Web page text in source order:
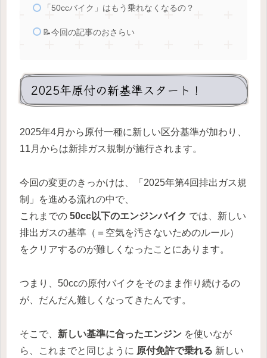
「50ccバイク」はもう乗れなくなるの？
📝今回の記事のおさらい
2025年原付の新基準スタート！
2025年4月から原付一種に新しい区分基準が加わり、
11月からは新排ガス規制が施行されます。
今回の変更のきっかけは、「2025年第4回排出ガス規
制」を進める流れの中で、
これまでの 50cc以下のエンジンバイク では、新しい
排出ガスの基準（＝空気を汚さないためのルール）
をクリアするのが難しくなったことにあります。
つまり、50ccの原付バイクをそのまま作り続けるの
が、だんだん難しくなってきたんです。
そこで、 新しい基準に合ったエンジン を使いなが
ら、これまでと同じように 原付免許で乗れる 新しい